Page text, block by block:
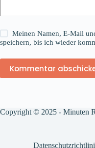
Meinen Namen, E-Mail
speichern, bis ich wieder
Kommentar
Copyright © 2025 - Minuten